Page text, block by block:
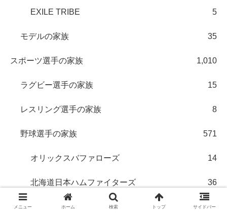
EXILE TRIBE 5
モデルの家族 35
スポーツ選手の家族 1,010
ラグビー選手の家族 15
レスリング選手の家族 8
野球選手の家族 571
オリックスバファローズ 14
北海道日本ハムファイターズ 36
清宮幸太郎選手 7
メニュー ホーム 検索 トップ サイドバー